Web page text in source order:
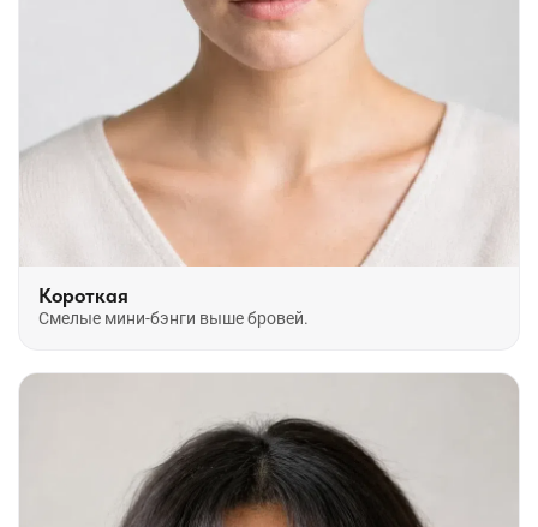
Короткая
Смелые мини-бэнги выше бровей.